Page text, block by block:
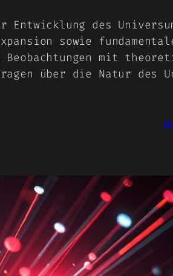
des
sowie fundamentale
mit
über die Natur des